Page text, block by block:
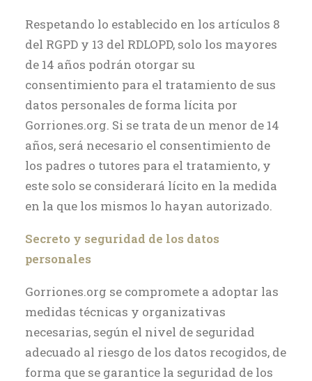
Respetando lo establecido en los artículos 8
del RGPD y 13 del RDLOPD, solo los mayores
de 14 años podrán otorgar su
consentimiento para el tratamiento de sus
datos personales de forma lícita por
Gorriones.org. Si se trata de un menor de 14
años, será necesario el consentimiento de
los padres o tutores para el tratamiento, y
este solo se considerará lícito en la medida
en la que los mismos lo hayan autorizado.
Secreto y seguridad de los datos
personales
Gorriones.org se compromete a adoptar las
medidas técnicas y organizativas
necesarias, según el nivel de seguridad
adecuado al riesgo de los datos recogidos, de
forma que se garantice la seguridad de los